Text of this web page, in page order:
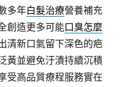
多年白髮治療營養補充
創造更多可能口臭怎麼
清新口氣留下深色的疤
黃並避免汙漬持續沉積
受高品質療程服務實在